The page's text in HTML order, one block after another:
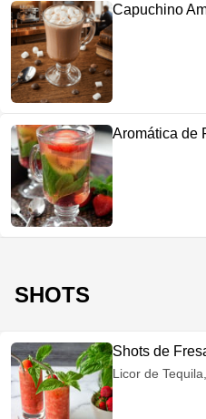
Capuchino
Aromática de
SHOTS
Shots de
Licor de